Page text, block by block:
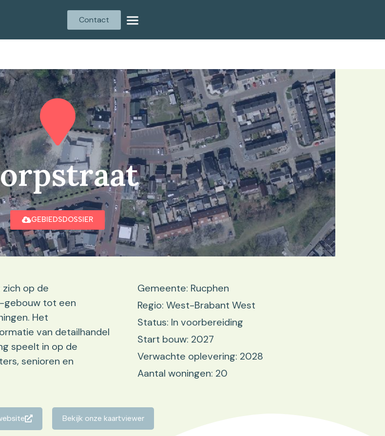
Contact
GEBIEDSDOSSIER
op de
gebouw tot een
Het
van detailhandel
speelt in op de
senioren en
Gemeente: Rucphen
Regio: West-Brabant West
Status: In voorbereiding
Start bouw: 2027
Verwachte oplevering: 2028
Aantal woningen: 20
Bekijk onze kaartviewer